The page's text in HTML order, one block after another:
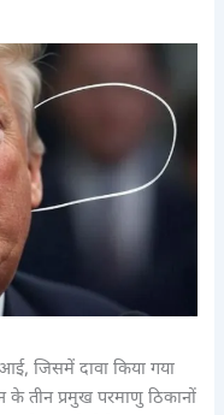
जिसमें दावा किया गया
के तीन प्रमुख परमाणु ठिकानों